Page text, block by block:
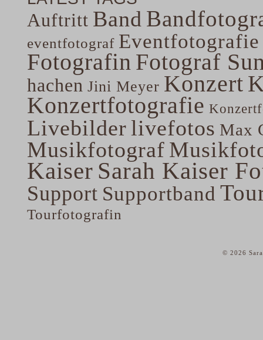
Auftritt Band
eventfotograf Eventfotografie
Fotografin Fotograf
hachen Jini Meyer Konzert
Konzertfotografie
Livebilderlivefotos Max
Musikfotograf
Kaiser Sarah Kaiser
Support Supportband
Tourfotografin
© 2026